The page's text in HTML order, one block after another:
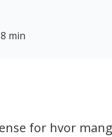
8 min
for hvor